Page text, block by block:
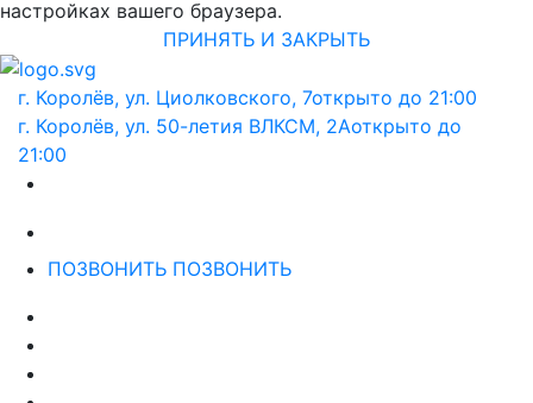
настройках вашего браузера.
ПРИНЯТЬ И ЗАКРЫТЬ
г. Королёв, ул. Циолковского, 7открыто до 21:00
г. Королёв, ул. 50-летия ВЛКСМ, 2Аоткрыто до
21:00
ПОЗВОНИТЬ ПОЗВОНИТЬ